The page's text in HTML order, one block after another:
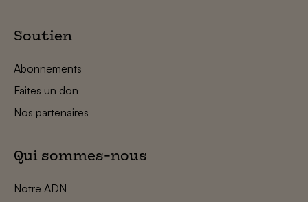
Soutien
Abonnements
Faites un don
Nos partenaires
Qui sommes-nous
Notre ADN